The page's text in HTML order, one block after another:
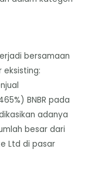
bersamaan
BNBR pada
adanya
besar dari
Ltd di pasar